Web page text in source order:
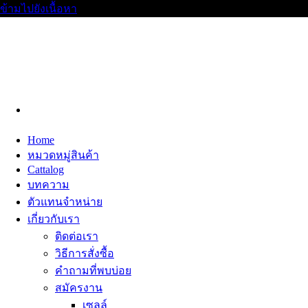
ข้ามไปยังเนื้อหา
Home
หมวดหมู่สินค้า
Cattalog
บทความ
ตัวแทนจำหน่าย
เกี่ยวกับเรา
ติดต่อเรา
วิธีการสั่งซื้อ
คำถามที่พบบ่อย
สมัครงาน
เซลล์